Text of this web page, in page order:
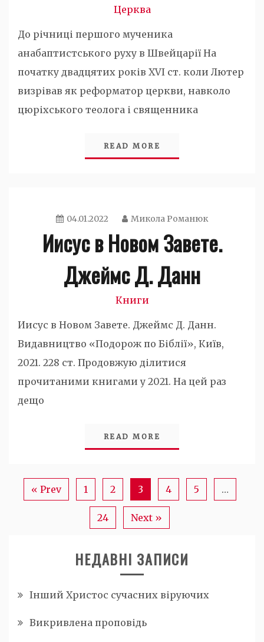
Церква
До річниці першого мученика
анабаптистського руху в Швейцарії На
початку двадцятих років XVI ст. коли Лютер
визрівав як реформатор церкви, навколо
цюріхського теолога і священника
READ MORE
04.01.2022 Микола Романюк
Иисус в Новом Завете.
Джеймс Д. Данн
Книги
Иисус в Новом Завете. Джеймс Д. Данн.
Видавництво «Подорож по Біблії», Київ,
2021. 228 ст. Продовжую ділитися
прочитаними книгами у 2021. На цей раз
дещо
READ MORE
« Prev 1 2 3 4 5 …
24 Next »
НЕДАВНІ ЗАПИСИ
Інший Христос сучасних віруючих
Викривлена проповідь